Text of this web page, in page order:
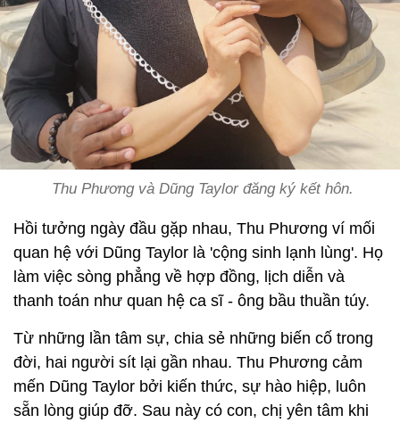
Thu Phương và Dũng Taylor đăng ký kết hôn.
Hồi tưởng ngày đầu gặp nhau, Thu Phương ví mối
quan hệ với Dũng Taylor là 'cộng sinh lạnh lùng'. Họ
làm việc sòng phẳng về hợp đồng, lịch diễn và
thanh toán như quan hệ ca sĩ - ông bầu thuần túy.
Từ những lần tâm sự, chia sẻ những biến cố trong
đời, hai người sít lại gần nhau. Thu Phương cảm
mến Dũng Taylor bởi kiến thức, sự hào hiệp, luôn
sẵn lòng giúp đỡ. Sau này có con, chị yên tâm khi